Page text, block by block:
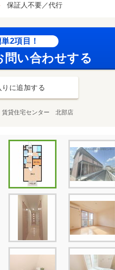
保証人不要／代行
2項目！
問い合わせする
りに追加する
賃貸住宅センター 北部店